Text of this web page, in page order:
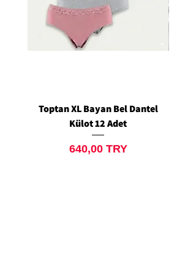
Toptan XL Bayan Bel Dantel
Külot 12 Adet
Price
640,00 TRY